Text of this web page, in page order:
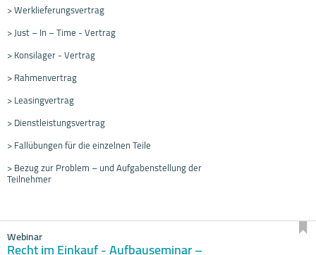
> Werklieferungsvertrag
> Just – In – Time - Vertrag
> Konsilager - Vertrag
> Rahmenvertrag
> Leasingvertrag
> Dienstleistungsvertrag
> Fallübungen für die einzelnen Teile
> Bezug zur Problem – und Aufgabenstellung der
Teilnehmer
Webinar
Recht im Einkauf - Aufbauseminar –